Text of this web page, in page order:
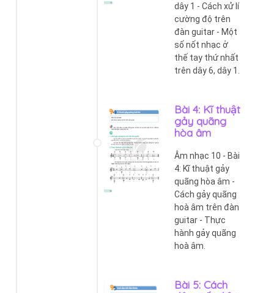
dây 1 - Cách xử lí
cường độ trên
đàn guitar - Một
số nốt nhạc ở
thế tay thứ nhất
trên dây 6, dây 1.
Bài 4: Kĩ thuật
gảy quãng
hòa âm
Âm nhạc 10 - Bài
4: Kĩ thuật gảy
quãng hòa âm -
Cách gảy quãng
hoà âm trên đàn
guitar - Thực
hành gảy quãng
hoà âm.
Bài 5: Cách